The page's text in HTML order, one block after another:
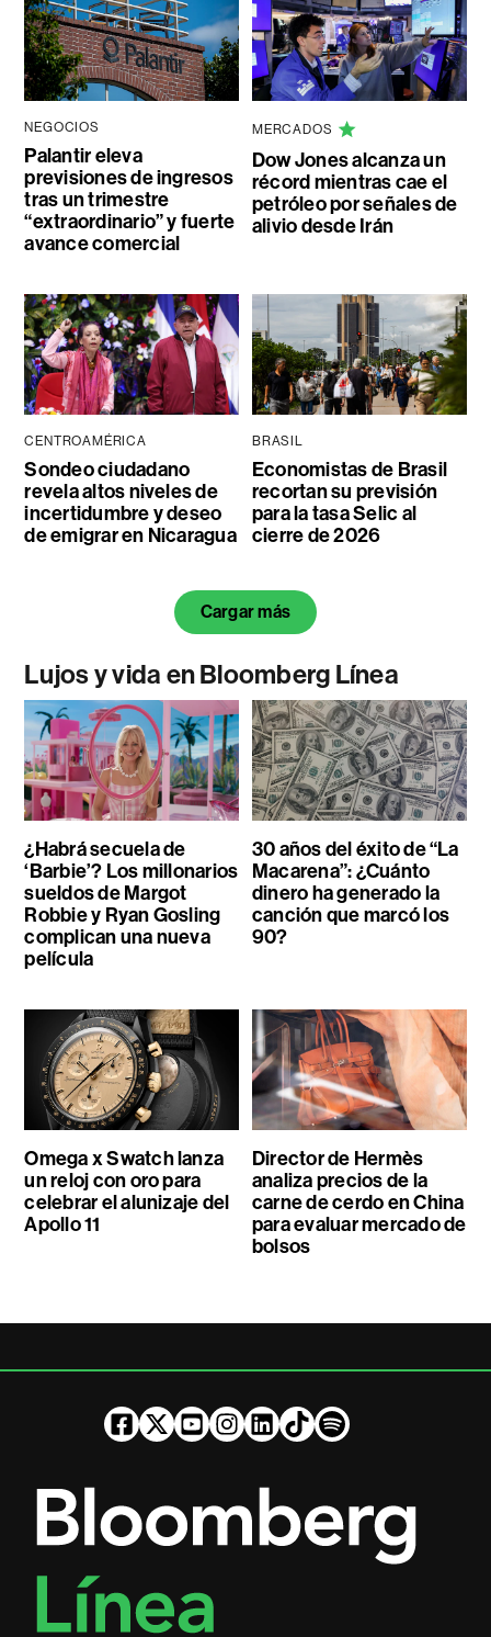
NEGOCIOS
Palantir eleva
previsiones de ingresos
tras un trimestre
“extraordinario” y fuerte
avance comercial
MERCADOS
Dow Jones alcanza un
récord mientras cae el
petróleo por señales de
alivio desde Irán
CENTROAMÉRICA
Sondeo ciudadano
revela altos niveles de
incertidumbre y deseo
de emigrar en Nicaragua
BRASIL
Economistas de Brasil
recortan su previsión
para la tasa Selic al
cierre de 2026
Cargar más
Lujos y vida en Bloomberg Línea
¿Habrá secuela de
‘Barbie’? Los millonarios
sueldos de Margot
Robbie y Ryan Gosling
complican una nueva
película
30 años del éxito de “La
Macarena”: ¿Cuánto
dinero ha generado la
canción que marcó los
90?
Omega x Swatch lanza
un reloj con oro para
celebrar el alunizaje del
Apollo 11
Director de Hermès
analiza precios de la
carne de cerdo en China
para evaluar mercado de
bolsos